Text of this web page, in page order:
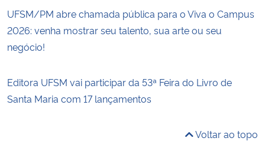
UFSM/PM abre chamada pública para o Viva o Campus
2026: venha mostrar seu talento, sua arte ou seu
negócio!
Editora UFSM vai participar da 53ª Feira do Livro de
Santa Maria com 17 lançamentos
Voltar ao topo